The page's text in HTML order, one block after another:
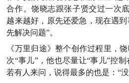
合作。饶晓志跟张子贤交过一次
越来越好，原先还爱急，现在遇
先解决问题”。
《万里归途》整个创作过程里，
次“事儿”，他也尽量让“事儿”控
若有人来问，说得最多的也是：“